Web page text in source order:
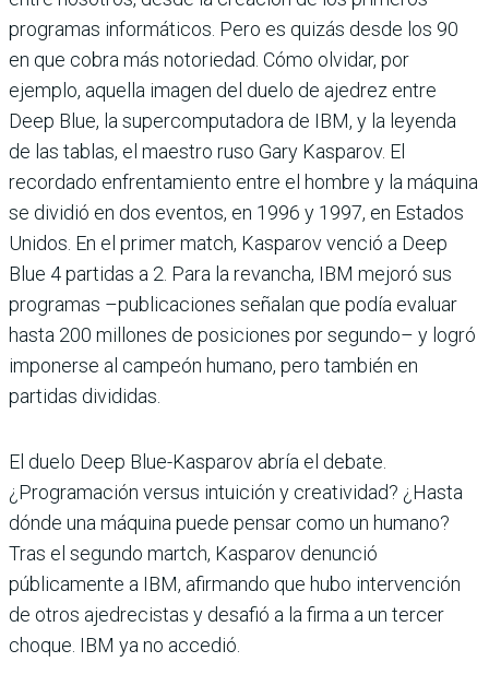
programas informáticos. Pero es quizás desde los 90
en que cobra más notoriedad. Cómo olvidar, por
ejemplo, aquella imagen del duelo de ajedrez entre
Deep Blue, la supercomputadora de IBM, y la leyenda
de las tablas, el maestro ruso Gary Kasparov. El
recordado enfrentamiento entre el hombre y la máquina
se dividió en dos eventos, en 1996 y 1997, en Estados
Unidos. En el primer match, Kasparov venció a Deep
Blue 4 partidas a 2. Para la revancha, IBM mejoró sus
programas –publicaciones señalan que podía evaluar
hasta 200 millones de posiciones por segundo– y logró
imponerse al campeón humano, pero también en
partidas divididas.
El duelo Deep Blue-Kasparov abría el debate.
¿Programación versus intuición y creatividad? ¿Hasta
dónde una máquina puede pensar como un humano?
Tras el segundo martch, Kasparov denunció
públicamente a IBM, afirmando que hubo intervención
de otros ajedrecistas y desafió a la firma a un tercer
choque. IBM ya no accedió.